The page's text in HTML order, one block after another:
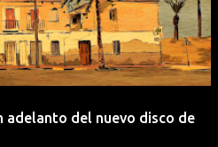
adelanto del nuevo disco de